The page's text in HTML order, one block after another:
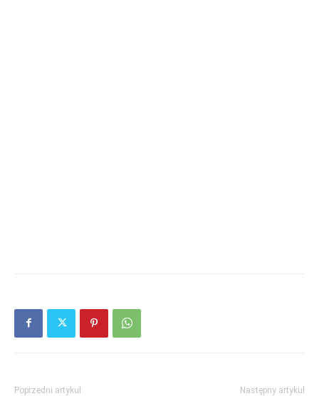
Poprzedni artykuł Następny artykuł